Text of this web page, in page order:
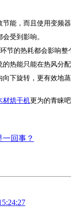
能，而且使用变频
受到影响。
节的热耗都会影响
热能只能在热风分
下旋转，更有效地
材烘干机更为的青睐
回事？